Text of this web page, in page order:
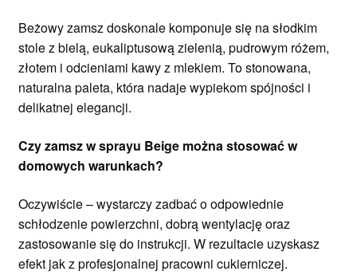
Beżowy zamsz doskonale komponuje się na słodkim
stole z bielą, eukaliptusową zielenią, pudrowym różem,
złotem i odcieniami kawy z mlekiem. To stonowana,
naturalna paleta, która nadaje wypiekom spójności i
delikatnej elegancji.
Czy zamsz w sprayu Beige można stosować w
domowych warunkach?
Oczywiście – wystarczy zadbać o odpowiednie
schłodzenie powierzchni, dobrą wentylację oraz
zastosowanie się do instrukcji. W rezultacie uzyskasz
efekt jak z profesjonalnej pracowni cukierniczej.